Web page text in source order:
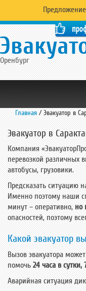
Оренбург
Главная /Эвакуатор в
Эвакуатор в
Компания
перевозкой различных
автобусы, грузовики.
Предсказать ситуацию
Именно поэтому наши
минут – оперативно, но
опасностей, поэтому
Какой эвакуатор
Вызов эвакуатора
помочь 24 часа в
Аварийная ситуация